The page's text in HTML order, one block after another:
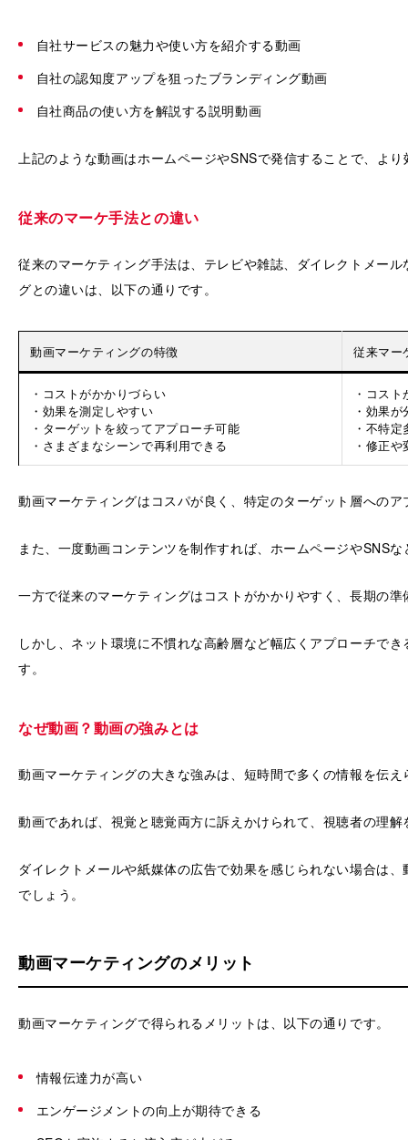
自社サービスの魅力や使い方を紹介する動画
自社の認知度アップを狙ったブランディング動画
自社商品の使い方を解説する説明動画
上記のような動画はホームページやSNSで発信することで、よ
従来のマーケ手法との違い
従来のマーケティング手法は、テレビや雑誌、ダイレクトメー
グとの違いは、以下の通りです。
動画マーケティングの特徴 従来マー
・コストがかかりづらい
・効果を測定しやすい
・ターゲットを絞ってアプローチ可能
・さまざまなシーンで再利用できる
・コス
・効果
・不特
・修正
動画マーケティングはコスパが良く、特定のターゲット層への
また、一度動画コンテンツを制作すれば、ホームページやSNS
一方で従来のマーケティングはコストがかかりやすく、長期の
しかし、ネット環境に不慣れな高齢層など幅広くアプローチで
す。
なぜ動画？動画の強みとは
動画マーケティングの大きな強みは、短時間で多くの情報を伝え
動画であれば、視覚と聴覚両方に訴えかけられて、視聴者の理
ダイレクトメールや紙媒体の広告で効果を感じられない場合は
でしょう。
動画マーケティングのメリット
動画マーケティングで得られるメリットは、以下の通りです。
情報伝達力が高い
エンゲージメントの向上が期待できる